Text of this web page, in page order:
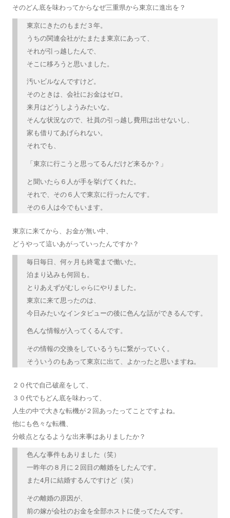
そのどん底を味わってからなぜ三重県から東京に進出を？
東京にきたのもまだ３年。
うちの関連会社がたまたま東京にあって、
それが引っ越したんで、
そこに移ろうと思いました。
汚いビルなんですけど。
そのときは、会社にお金はゼロ。
来月はどうしようみたいな。
そんな状況なので、社員の引っ越し費用は出せないし、
家も借りてあげられない。
それでも、
「東京に行こうと思ってるんだけど来るか？」
と聞いたら６人が手を挙げてくれた。
それで、その６人で東京に行ったんです。
その６人は今でもいます。
東京に来てから、お金が無い中、
どうやって這いあがっていったんですか？
毎日毎日、何ヶ月も終電まで働いた。
泊まり込みも何回も。
とりあえずがむしゃらにやりました。
東京に来て思ったのは、
今日みたいなインタビューの後に色んな話ができるんです。
色んな情報が入ってくるんです。
その情報の交換をしているうちに繋がっていく。
そういうのもあって東京に出て、よかったと思いますね。
２０代で自己破産をして、
３０代でもどん底を味わって、
人生の中で大きな転機が２回あったってことですよね。
他にも色々な転機、
分岐点となるような出来事はありましたか？
色んな事件もありました（笑）
一昨年の８月に２回目の離婚をしたんです。
また4月に結婚するんですけど（笑）
その離婚の原因が、
前の嫁が会社のお金を全部ホストに使ってたんです。